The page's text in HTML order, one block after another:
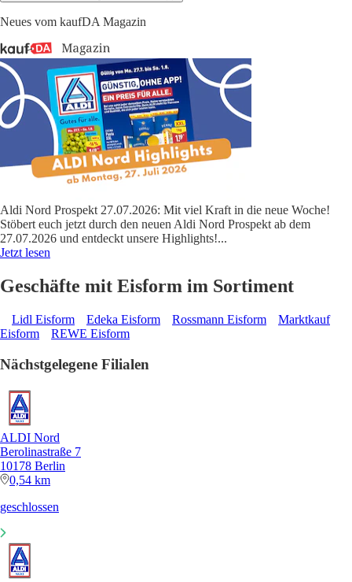
Neues vom kaufDA Magazin
Aldi Nord Prospekt 27.07.2026: Mit viel Kraft in die neue Woche!
Stöbert euch jetzt durch den neuen Aldi Nord Prospekt ab dem
27.07.2026 und entdeckt unsere Highlights!...
Jetzt lesen
Geschäfte mit Eisform im Sortiment
Lidl Eisform Edeka Eisform Rossmann Eisform
Marktkauf
Eisform
REWE Eisform
Nächstgelegene Filialen
ALDI Nord
Berolinastraße 7
10178 Berlin
0,54 km
geschlossen